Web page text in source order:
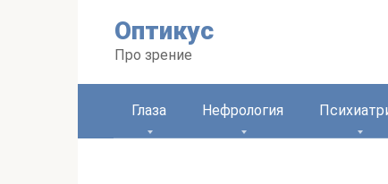
Оптикус
Про зрение
Глаза Нефрология